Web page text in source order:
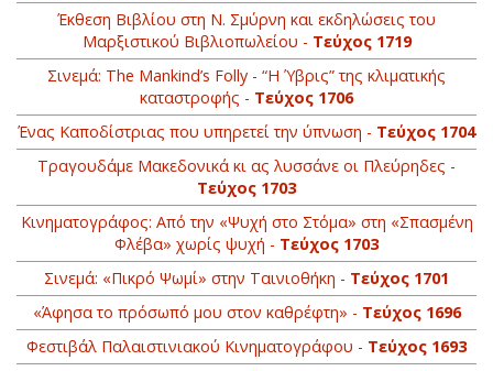
Έκθεση Βιβλίου στη Ν. Σμύρνη και εκδηλώσεις του
Μαρξιστικού Βιβλιοπωλείου - Τεύχος 1719
Σινεμά: The Mankind’s Folly - “Η Ύβρις” της κλιματικής
καταστροφής - Τεύχος 1706
Ένας Καποδίστριας που υπηρετεί την ύπνωση - Τεύχος 1704
Τραγουδάμε Μακεδονικά κι ας λυσσάνε οι Πλεύρηδες -
Τεύχος 1703
Κινηματογράφος: Από την «Ψυχή στο Στόμα» στη «Σπασμένη
Φλέβα» χωρίς ψυχή - Τεύχος 1703
Σινεμά: «Πικρό Ψωμί» στην Ταινιοθήκη - Τεύχος 1701
«Άφησα το πρόσωπό μου στον καθρέφτη» - Τεύχος 1696
Φεστιβάλ Παλαιστινιακού Κινηματογράφου - Τεύχος 1693